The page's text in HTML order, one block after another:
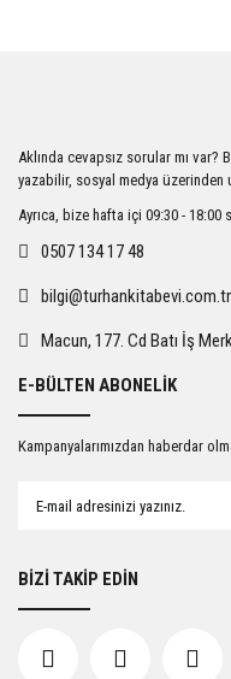
Ürün açıklamasında eksik
Ürün bilgilerinde hatalar
Ürün fiyatı diğer sitelerden
Aklında cevapsız sorular mı
yazabilir, sosyal medya
Ayrıca, bize hafta içi 09:30 -
0507 134 17 48
bilgi@turhankitabevi.com.tr
Macun, 177. Cd Batı İş
E-BÜLTEN ABONELİK
Kampanyalarımızdan haberdar
BİZİ TAKİP EDİN